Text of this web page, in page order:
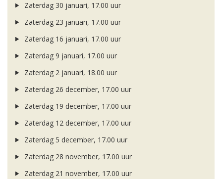
Zaterdag 30 januari, 17.00 uur
Zaterdag 23 januari, 17.00 uur
Zaterdag 16 januari, 17.00 uur
Zaterdag 9 januari, 17.00 uur
Zaterdag 2 januari, 18.00 uur
Zaterdag 26 december, 17.00 uur
Zaterdag 19 december, 17.00 uur
Zaterdag 12 december, 17.00 uur
Zaterdag 5 december, 17.00 uur
Zaterdag 28 november, 17.00 uur
Zaterdag 21 november, 17.00 uur